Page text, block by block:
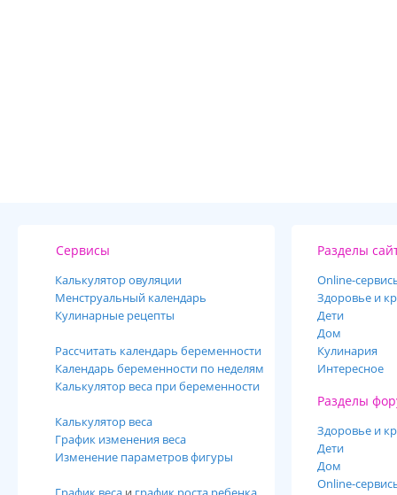
Сервисы
Калькулятор овуляции
Менструальный календарь
Кулинарные рецепты
Рассчитать календарь беременности
Календарь беременности по неделям
Калькулятор веса при беременности
Калькулятор веса
График изменения веса
Изменение параметров фигуры
Разделы
Online-
Здоровье и
Дети
Дом
Кулинария
Интересное
Разделы
Здоровье и
Дети
Дом
Online-